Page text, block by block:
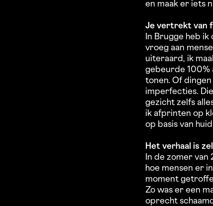
en maak er iets
Je vertrekt van
In Brugge heb
vroeg aan
uiteraard, ik
gebeurde 100%
tonen. Of
imperfecties.
gezicht zelfs
ik afprinten op
op basis van
Het verhaal is
In de zomer
hoe mensen er
moment
Zo was er een
oprecht